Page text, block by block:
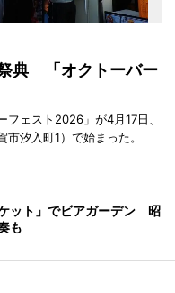
典 「オクトーバー
フェスト2026」が4月17日、
汐入町1）で始まった。
ット」でビアガーデン 昭
も